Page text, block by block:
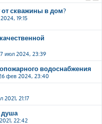
скважины в дом?
19:15
июл 2024, 23:39
водоснабжения
фев 2024, 23:40
2021, 21:17
душа
22:42